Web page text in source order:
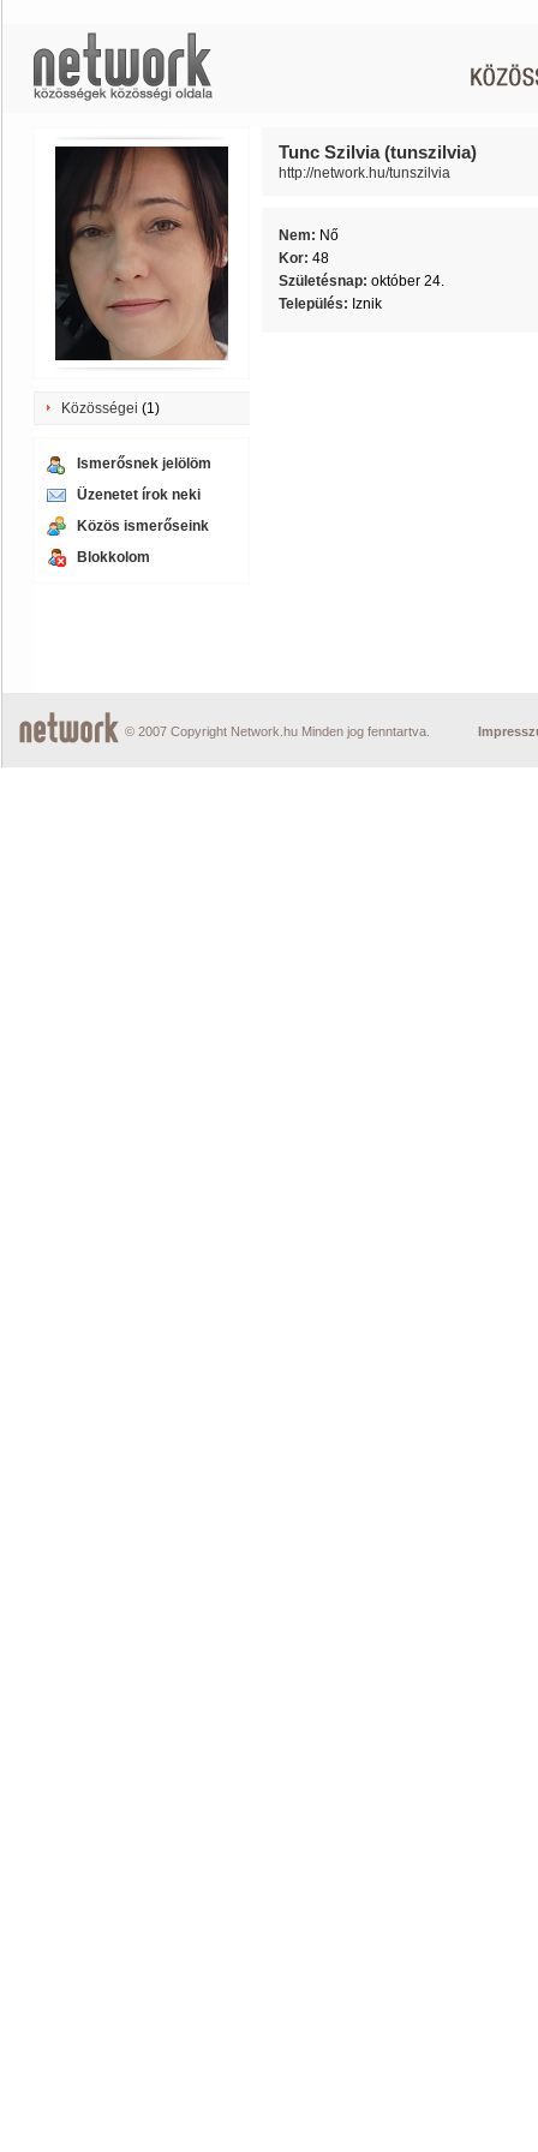
Közösségei (1)
Ismerősnek jelölöm
Üzenetet írok neki
Közös ismerőseink
Blokkolom
Tunc Szilvia (tunszilvia)
http://network.hu/tunszilvia
Nem: Nő
Kor: 48
Születésnap: október 24.
Település: Iznik
© 2007 Copyright Network.hu Minden jog fenntartva.